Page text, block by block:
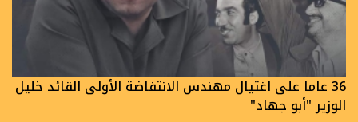
36 عاما على اغتيال مهندس الانتفاضة الأولى القائد خليل
الوزير "أبو جهاد"